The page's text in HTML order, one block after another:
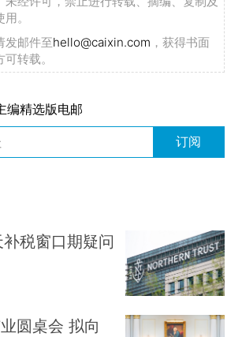
。
发邮件至hello@caixin.com ，获得书面
转载。
编精选版电邮
订阅
税窗口期疑问
圆桌会 拟向